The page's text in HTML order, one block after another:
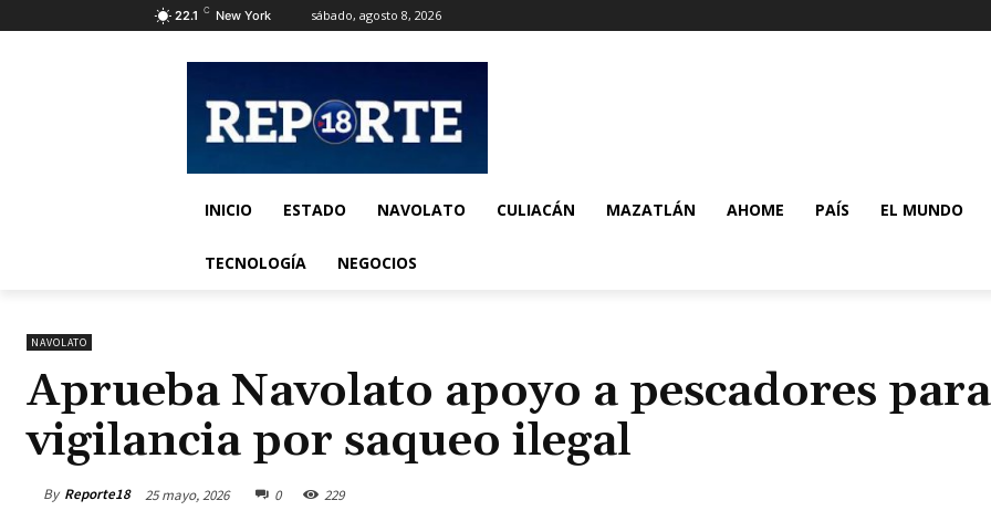
22.1 C New York sábado, agosto 8, 2026
INICIO ESTADO NAVOLATO CULIACÁN MAZATLÁN AHOME PAÍS EL MUNDO
TECNOLOGÍA NEGOCIOS
NAVOLATO
Aprueba Navolato apoyo a pescadores para
vigilancia por saqueo ilegal
By Reporte18 25 mayo, 2026 0 229